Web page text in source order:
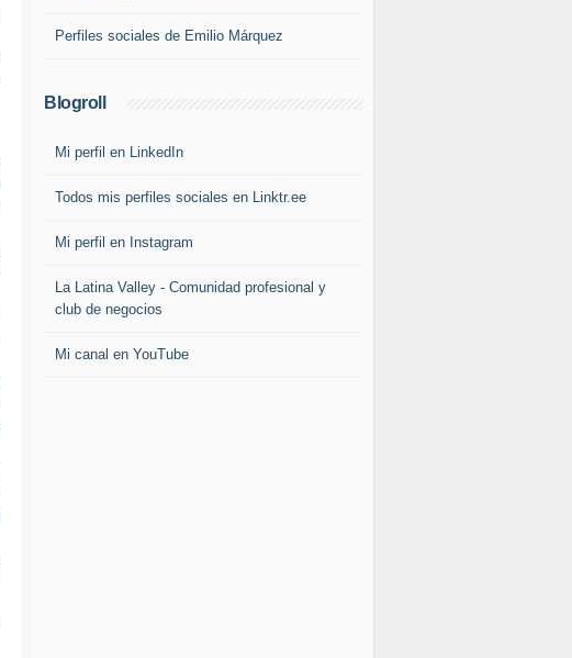
Perfiles sociales de Emilio Márquez
Blogroll
Mi perfil en LinkedIn
Todos mis perfiles sociales en Linktr.ee
Mi perfil en Instagram
La Latina Valley - Comunidad profesional y
club de negocios
Mi canal en YouTube